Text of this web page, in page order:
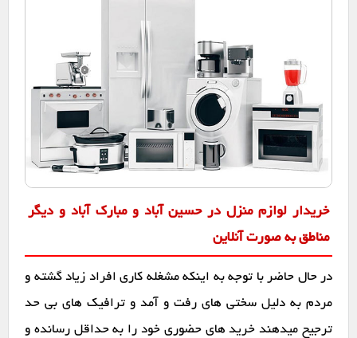
خریدار لوازم منزل در حسین آباد و مبارک آباد و دیگر
مناطق به صورت آنلاین
در حال حاضر با توجه به اینکه مشغله کاری افراد زیاد گشته و
مردم به دلیل سختی های رفت و آمد و ترافیک های بی حد
ترجیح میدهند خرید های حضوری خود را به حداقل رسانده و